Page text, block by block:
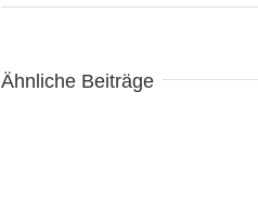
Ähnliche Beiträge